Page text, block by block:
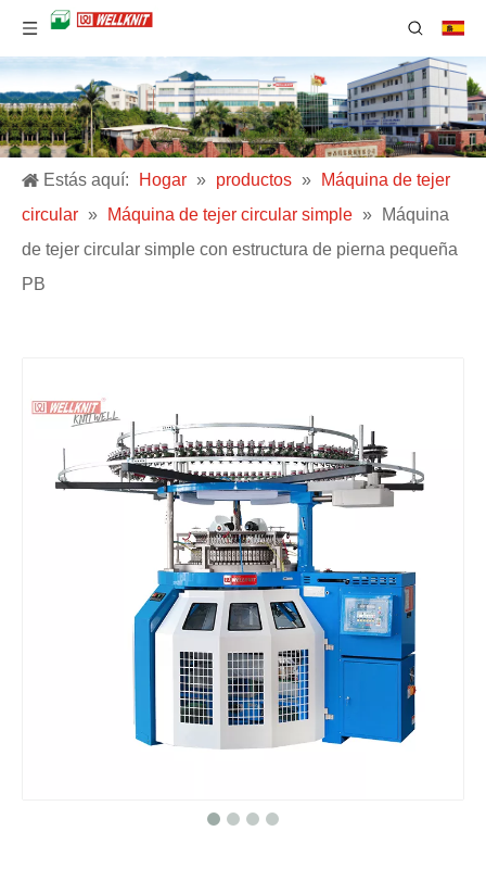
Estás aquí: Hogar » productos »
Máquina de tejer
circular » Máquina de tejer circular simple »
Máquina
de tejer circular simple con estructura de pierna pequeña
PB